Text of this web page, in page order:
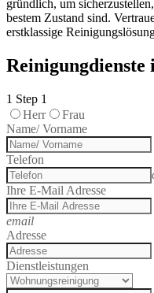
gründlich, um
bestem Zustand sind.
erstklassige
1 Step 1
Herr
Frau
Name/ Vorname
Telefon
Ihre E-Mail Adresse
email
Adresse
Dienstleistungen